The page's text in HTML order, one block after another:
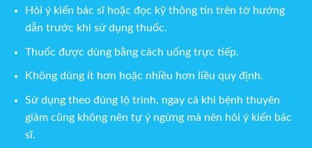
Hỏi ý kiến bác sĩ hoặc đọc kỹ thông tin trên tờ hướng
dẫn trước khi sử dụng thuốc.
Thuốc được dùng bằng cách uống trực tiếp.
Không dùng ít hơn hoặc nhiều hơn liều quy định.
Sử dụng theo đúng lộ trình, ngay cả khi bệnh thuyên
giảm cũng không nên tự ý ngừng mà nên hỏi ý kiến bác
sĩ.